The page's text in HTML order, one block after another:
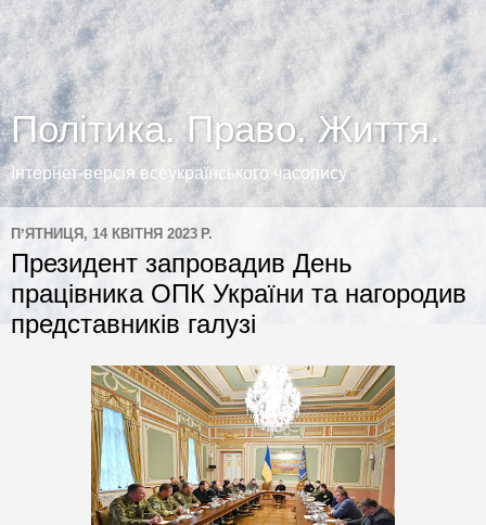
Політика. Право. Життя.
Інтернет-версія всеукраїнського часопису
ПʼЯТНИЦЯ, 14 КВІТНЯ 2023 Р.
Президент запровадив День
працівника ОПК України та нагородив
представників галузі